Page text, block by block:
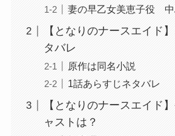
妻の早乙女美恵子役
【となりのナースエイド
タバレ
原作は同名小説
1話あらすじネタバレ
【となりのナースエイド
ャストは？